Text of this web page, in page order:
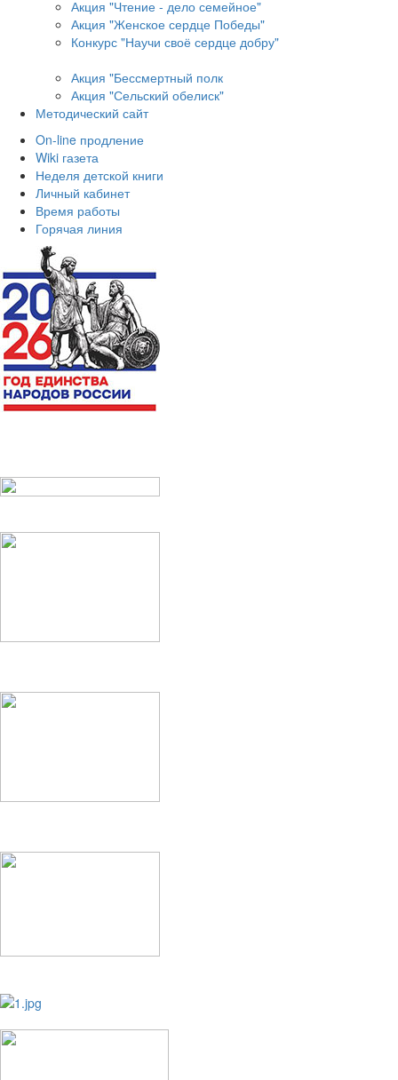
Акция "Чтение - дело семейное"
Акция "Женское сердце Победы"
Конкурс "Научи своё сердце добру"
Акция "Бессмертный полк
Акция "Сельский обелиск"
Методический сайт
On-line продление
Wiki газета
Неделя детской книги
Личный кабинет
Время работы
Горячая линия